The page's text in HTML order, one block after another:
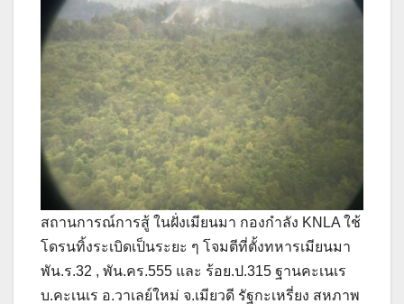
สถานการณ์การสู้ ในฝั่งเมียนมา กองกำลัง KNLA ใช้
โดรนทิ้งระเบิดเป็นระยะ ๆ โจมตีที่ตั้งทหารเมียนมา
พัน.ร.32 , พัน.คร.555 และ ร้อย.ป.315 ฐานคะเนเร
บ.คะเนเร อ.วาเลย์ใหม่ จ.เมียวดี รัฐกะเหรี่ยง สหภาพ